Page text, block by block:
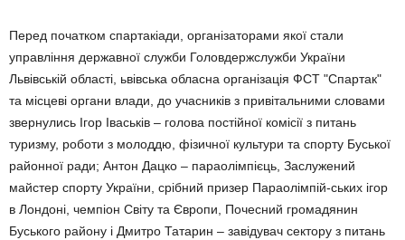
Перед початком спартакіади, організаторами якої стали
управління державної служби Головдержслужби України
Львівській області, ьвівська обласна організація ФСТ "Спартак"
та місцеві органи влади, до учасників з привітальними словами
звернулись Ігор Іваськів – голова постійної комісії з питань
туризму, роботи з молоддю, фізичної культури та спорту Буської
районної ради; Антон Дацко – параолімпієць, Заслужений
майстер спорту України, срібний призер Параолімпій-ських ігор
в Лондоні, чемпіон Світу та Європи, Почесний громадянин
Буського району і Дмитро Татарин – завідувач сектору з питань